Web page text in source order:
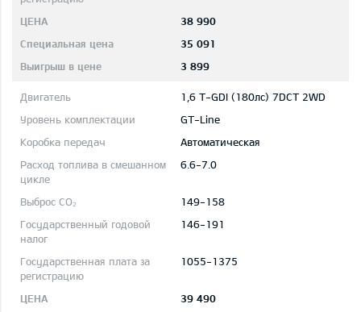
38 990
35 091
3 899
1,6 T-GDI (180лс) 7DCT 2WD
GT-Line
Автоматическая
6.6-7.0
149-158
146-191
1055-1375
39 490